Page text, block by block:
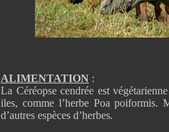
ALIMENTATION :
La Céréopse cendrée est
iles, comme l’herbe Poa poiformis.
d’autres espèces d’herbes.